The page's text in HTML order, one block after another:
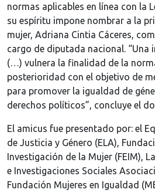
normas aplicables en línea con la
su espíritu impone nombrar a la
mujer, Adriana Cintia Cáceres,
cargo de diputada nacional.
(…) vulnera la finalidad de la
posterioridad con el objetivo de
para promover la igualdad de
derechos políticos”, concluye el
El amicus fue presentado por: el
de Justicia y Género (ELA),
Investigación de la Mujer (FEIM),
e Investigaciones Sociales
Fundación Mujeres en Igualdad